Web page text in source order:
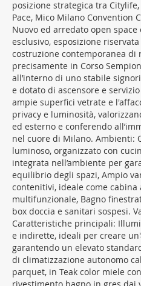
posizione strategica tra
Pace, Mico Milano Convention
Nuovo ed arredato open
esclusivo, esposizione
costruzione contemporanea di
precisamente in Corso
all’interno di uno stabile
e dotato di ascensore e
ampie superfici vetrate e
privacy e luminosità,
ed esterno e conferendo
nel cuore di Milano. Ambienti:
luminoso, organizzato con
integrata nell’ambiente per
equilibrio degli spazi, Ampio
contenitivi, ideale come cabina
multifunzionale, Bagno
box doccia e sanitari sospesi.
Caratteristiche principali:
e indirette, ideali per creare
garantendo un elevato
di climatizzazione autonomo
parquet, in Teak color miele